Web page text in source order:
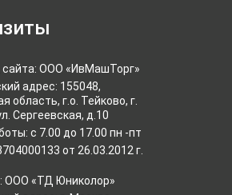
сайта: ООО «ИвМашТорг»
адрес: 155048,
область, г.о. Тейково, г.
Сергеевская, д.10
с 7.00 до 17.00 пн -пт
от 26.03.2012 г.
ООО «ТД Юниколор»